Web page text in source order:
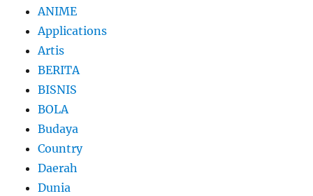
ANIME
Applications
Artis
BERITA
BISNIS
BOLA
Budaya
Country
Daerah
Dunia